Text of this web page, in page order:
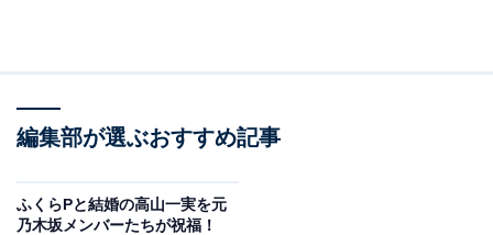
編集部が選ぶおすすめ記事
ふくらPと結婚の高山一実を元
乃木坂メンバーたちが祝福！